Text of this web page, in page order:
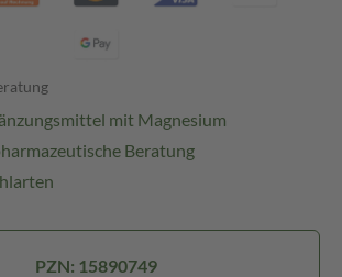
mit Magnesium
Beratung
PZN: 15890749